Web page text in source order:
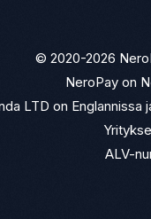
© 2020-2026
NeroPay on
LTD on
ALV-